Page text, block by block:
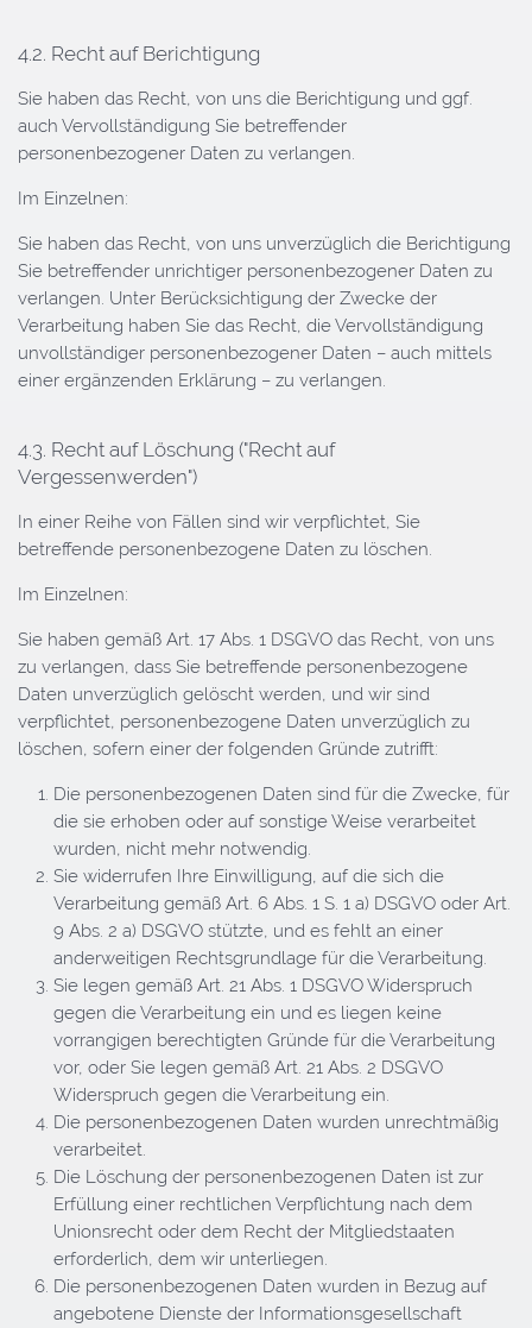
4.2. Recht auf Berichtigung
Sie haben das Recht, von uns die Berichtigung und ggf.
auch Vervollständigung Sie betreffender
personenbezogener Daten zu verlangen.
Im Einzelnen:
Sie haben das Recht, von uns unverzüglich die Berichtigung
Sie betreffender unrichtiger personenbezogener Daten zu
verlangen. Unter Berücksichtigung der Zwecke der
Verarbeitung haben Sie das Recht, die Vervollständigung
unvollständiger personenbezogener Daten – auch mittels
einer ergänzenden Erklärung – zu verlangen.
4.3. Recht auf Löschung ("Recht auf
Vergessenwerden")
In einer Reihe von Fällen sind wir verpflichtet, Sie
betreffende personenbezogene Daten zu löschen.
Im Einzelnen:
Sie haben gemäß Art. 17 Abs. 1 DSGVO das Recht, von uns
zu verlangen, dass Sie betreffende personenbezogene
Daten unverzüglich gelöscht werden, und wir sind
verpflichtet, personenbezogene Daten unverzüglich zu
löschen, sofern einer der folgenden Gründe zutrifft:
Die personenbezogenen Daten sind für die Zwecke, für
die sie erhoben oder auf sonstige Weise verarbeitet
wurden, nicht mehr notwendig.
Sie widerrufen Ihre Einwilligung, auf die sich die
Verarbeitung gemäß Art. 6 Abs. 1 S. 1 a) DSGVO oder Art.
9 Abs. 2 a) DSGVO stützte, und es fehlt an einer
anderweitigen Rechtsgrundlage für die Verarbeitung.
Sie legen gemäß Art. 21 Abs. 1 DSGVO Widerspruch
gegen die Verarbeitung ein und es liegen keine
vorrangigen berechtigten Gründe für die Verarbeitung
vor, oder Sie legen gemäß Art. 21 Abs. 2 DSGVO
Widerspruch gegen die Verarbeitung ein.
Die personenbezogenen Daten wurden unrechtmäßig
verarbeitet.
Die Löschung der personenbezogenen Daten ist zur
Erfüllung einer rechtlichen Verpflichtung nach dem
Unionsrecht oder dem Recht der Mitgliedstaaten
erforderlich, dem wir unterliegen.
Die personenbezogenen Daten wurden in Bezug auf
angebotene Dienste der Informationsgesellschaft